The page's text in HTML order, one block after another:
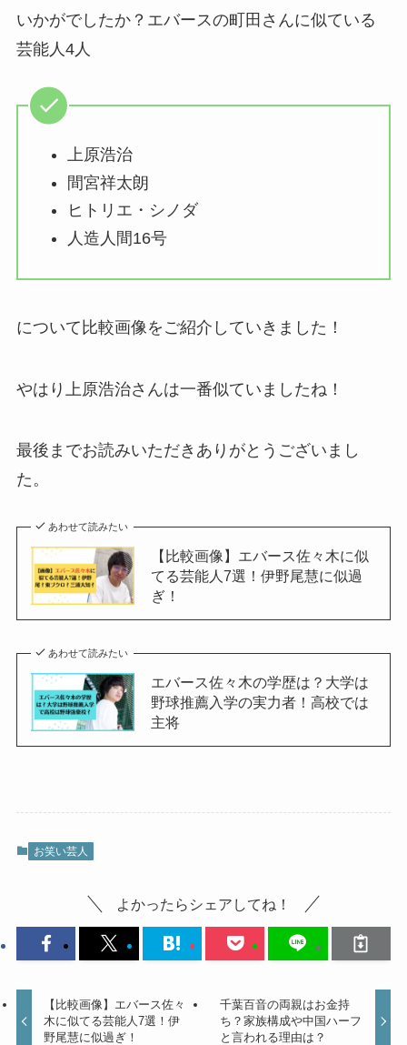
いかがでしたか？エバースの町田さんに似ている
芸能人4人
上原浩治
間宮祥太朗
ヒトリエ・シノダ
人造人間16号
について比較画像をご紹介していきました！
やはり上原浩治さんは一番似ていましたね！
最後までお読みいただきありがとうございまし
た。
あわせて読みたい
【比較画像】エバース佐々木に似
てる芸能人7選！伊野尾慧に似過
ぎ！
あわせて読みたい
エバース佐々木の学歴は？大学は
野球推薦入学の実力者！高校では
主将
お笑い芸人
よかったらシェアしてね！
【比較画像】エバース佐々
木に似てる芸能人7選！伊
野尾慧に似過ぎ！
千葉百音の両親はお金持
ち？家族構成や中国ハーフ
と言われる理由は？